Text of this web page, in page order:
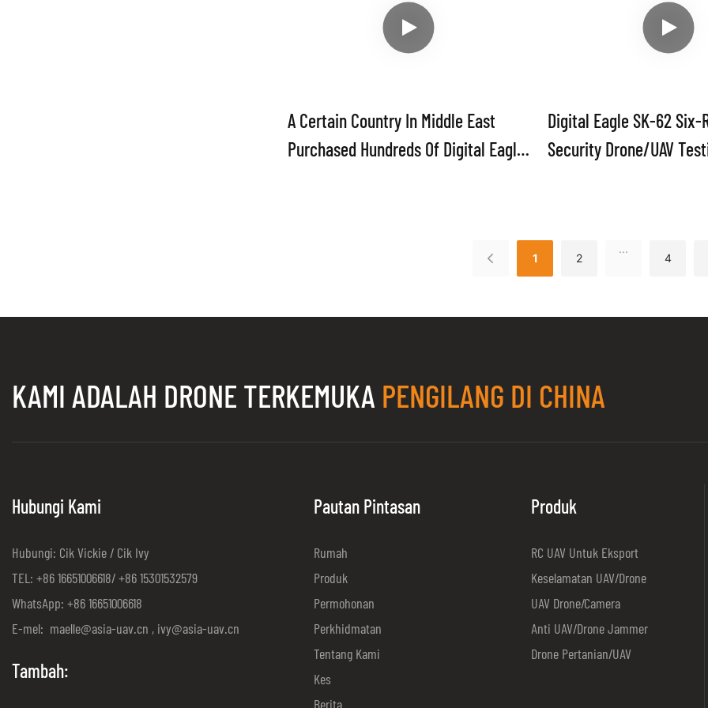
A Certain Country In Middle East
Purchased Hundreds Of Digital Eagle
Digital Eagle SK-62 Six-
Security Drone/UAV
1 2
...
4
KAMI ADALAH DRONE TERKEMUKA PENGILANG DI CHINA
Hubungi Kami
Hubungi: Cik Vickie / Cik Ivy
TEL: +86 16651006618/ +86 15301532579
WhatsApp: +86 16651006618
E-mel: maelle@asia-uav.cn , ivy@asia-uav.cn
Tambah:
Pautan Pintasan
Rumah
Produk
Permohonan
Perkhidmatan
Tentang Kami
Kes
Berita
Produk
RC UAV Untuk Eksport
Keselamatan UAV/Drone
UAV Drone/Camera
Anti UAV/Drone Jammer
Drone Pertanian/UAV